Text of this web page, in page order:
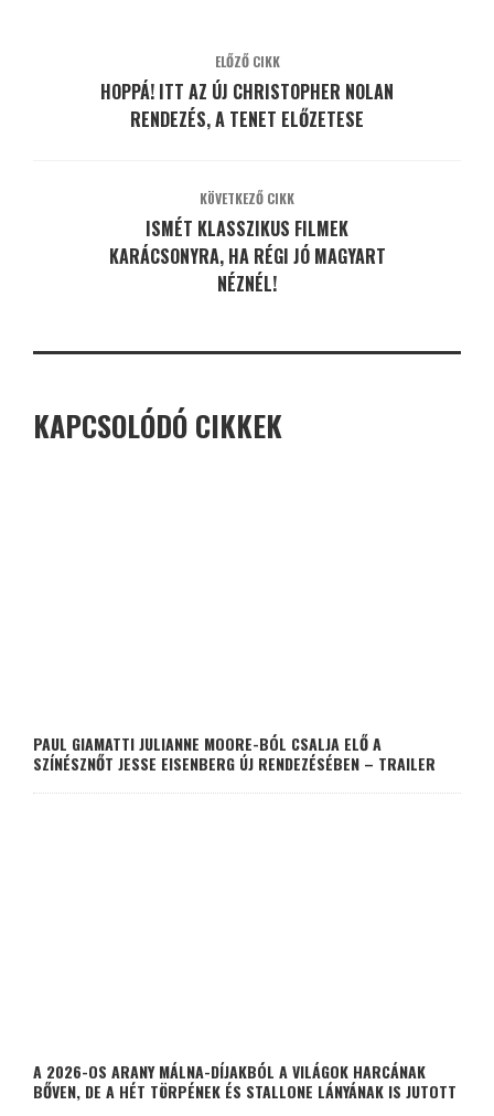
ELŐZŐ CIKK
HOPPÁ! ITT AZ ÚJ CHRISTOPHER NOLAN
RENDEZÉS, A TENET ELŐZETESE
KÖVETKEZŐ CIKK
ISMÉT KLASSZIKUS FILMEK
KARÁCSONYRA, HA RÉGI JÓ MAGYART
NÉZNÉL!
KAPCSOLÓDÓ CIKKEK
PAUL GIAMATTI JULIANNE MOORE-BÓL CSALJA ELŐ A
SZÍNÉSZNŐT JESSE EISENBERG ÚJ RENDEZÉSÉBEN – TRAILER
A 2026-OS ARANY MÁLNA-DÍJAKBÓL A VILÁGOK HARCÁNAK
BŐVEN, DE A HÉT TÖRPÉNEK ÉS STALLONE LÁNYÁNAK IS JUTOTT